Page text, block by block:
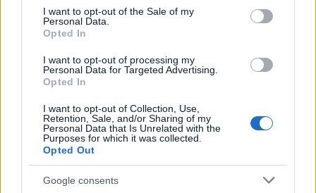
consent section.
I want to opt-out of the Sale of my
Personal Data.
Opted In
I want to opt-out of processing my
Personal Data for Targeted Advertising.
Opted In
I want to opt-out of Collection, Use,
Retention, Sale, and/or Sharing of my
Personal Data that Is Unrelated with the
Purposes for which it was collected.
Opted Out
Google consents
Από την πλευρά του, ο δήμαρχος διευκρίνισε ότι το
συγκεκριμένης προκήρυξης και δεν πρόκειται να
επεκταθεί σε άλλες κατηγορίες προσωπικού,
υπογραμμίζοντας ότι υιοθετήθηκε έπειτα από
σχετικό αίτημα της διοίκησης του νοσοκομείου και
του Ιατρικού Συλλόγου.